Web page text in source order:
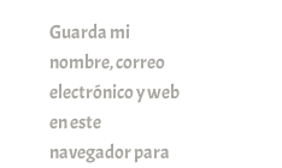
Guarda mi
nombre, correo
electrónico y web
en este
navegador para